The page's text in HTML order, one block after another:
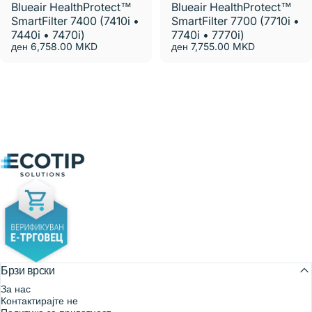
Blueair HealthProtect™
SmartFilter 7400 (7410i •
7440i • 7470i)
ден 6,758.00 MKD
Blueair HealthProtect™
SmartFilter 7700 (7710i •
7740i • 7770i)
ден 7,755.00 MKD
Ecotip Solutions
Брзи врски
За нас
Контактирајте не